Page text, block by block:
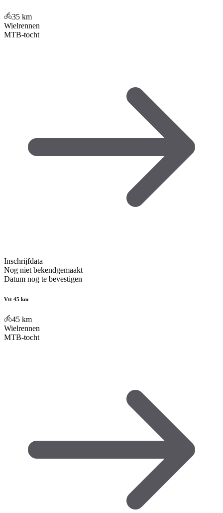
35 km
Wielrennen
MTB-tocht
Inschrijfdata
Nog niet bekendgemaakt
Datum nog te bevestigen
Vtt 45 km
45 km
Wielrennen
MTB-tocht